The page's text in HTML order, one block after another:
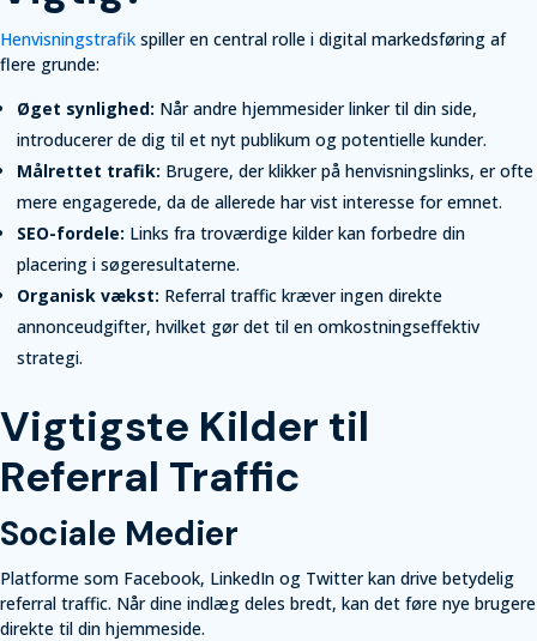
Henvisningstrafik spiller en central rolle i digital markedsføring af
flere grunde:
Øget synlighed: Når andre hjemmesider linker til din side,
introducerer de dig til et nyt publikum og potentielle kunder.
Målrettet trafik: Brugere, der klikker på henvisningslinks, er ofte
mere engagerede, da de allerede har vist interesse for emnet.
SEO-fordele: Links fra troværdige kilder kan forbedre din
placering i søgeresultaterne.
Organisk vækst: Referral traffic kræver ingen direkte
annonceudgifter, hvilket gør det til en omkostningseffektiv
strategi.
Vigtigste Kilder til
Referral Traffic
Sociale Medier
Platforme som Facebook, LinkedIn og Twitter kan drive betydelig
referral traffic. Når dine indlæg deles bredt, kan det føre nye brugere
direkte til din hjemmeside.